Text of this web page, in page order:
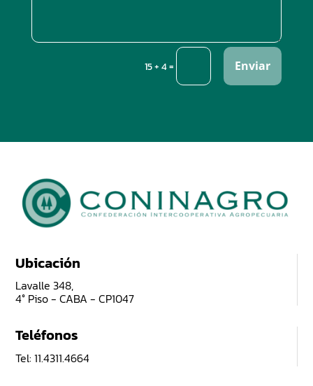
15 + 4= Enviar
Ubicación
Lavalle 348,
4° Piso - CABA - CP1047
Teléfonos
Tel: 11.4311.4664